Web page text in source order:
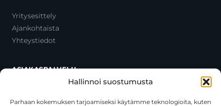
Hallinnoi suostumusta
Parhaan kokemuksen tarjoamiseksi käytämme teknologioita, kuten
Yritysesittely
Ajankohtaista
Yhteystiedot
ASIAKASPALVELU
Oma tili